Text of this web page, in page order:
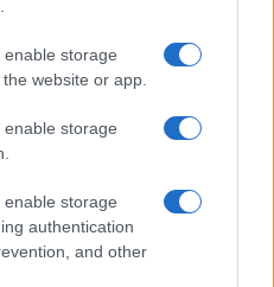
storage
website or app.
storage
storage
authentication
and other
#GUERRA
3